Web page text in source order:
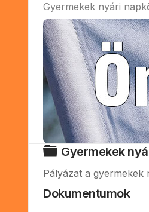
Gyermekek nyári
Mappa
Gyermekek
Pályázat a gyermekek
Dokumentumok